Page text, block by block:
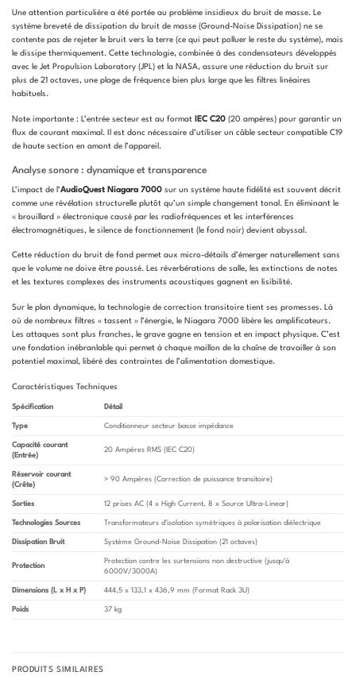
Une attention particulière a été portée au problème insidieux du bruit de masse. Le
système breveté de dissipation du bruit de masse (Ground-Noise Dissipation) ne se
contente pas de rejeter le bruit vers la terre (ce qui peut polluer le reste du système), mais
le dissipe thermiquement. Cette technologie, combinée à des condensateurs développés
avec le Jet Propulsion Laboratory (JPL) et la NASA, assure une réduction du bruit sur
plus de 21 octaves, une plage de fréquence bien plus large que les filtres linéaires
habituels.
Note importante : L’entrée secteur est au format IEC C20 (20 ampères) pour garantir un
flux de courant maximal. Il est donc nécessaire d’utiliser un câble secteur compatible C19
de haute section en amont de l’appareil.
Analyse sonore : dynamique et transparence
L’impact de l’AudioQuest Niagara 7000 sur un système haute fidélité est souvent décrit
comme une révélation structurelle plutôt qu’un simple changement tonal. En éliminant le
« brouillard » électronique causé par les radiofréquences et les interférences
électromagnétiques, le silence de fonctionnement (le fond noir) devient abyssal.
Cette réduction du bruit de fond permet aux micro-détails d’émerger naturellement sans
que le volume ne doive être poussé. Les réverbérations de salle, les extinctions de notes
et les textures complexes des instruments acoustiques gagnent en lisibilité.
Sur le plan dynamique, la technologie de correction transitoire tient ses promesses. Là
où de nombreux filtres « tassent » l’énergie, le Niagara 7000 libère les amplificateurs.
Les attaques sont plus franches, le grave gagne en tension et en impact physique. C’est
une fondation inébranlable qui permet à chaque maillon de la chaîne de travailler à son
potentiel maximal, libéré des contraintes de l’alimentation domestique.
Caractéristiques Techniques
Spécification Détail
Type Conditionneur secteur basse impédance
Capacité courant
(Entrée)
20 Ampères RMS (IEC C20)
Réservoir courant
(Crête)
> 90 Ampères (Correction de puissance transitoire)
Sorties 12 prises AC (4 x High Current, 8 x Source Ultra-Linear)
Technologies Sources Transformateurs d’isolation symétriques à polarisation diélectrique
Dissipation Bruit Système Ground-Noise Dissipation (21 octaves)
Protection
Protection contre les surtensions non destructive (jusqu’à
6000V/3000A)
Dimensions (L x H x P) 444,5 x 133,1 x 436,9 mm (Format Rack 3U)
Poids 37 kg
PRODUITS SIMILAIRES